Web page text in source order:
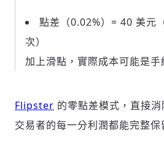
登入或註冊
輸入 Email 驗證碼
點差（0.02%）= 40 美元
次）
加上滑點，實際成本可能是手
Flipster 的零點差模式，直接
交易者的每一分利潤都能完整保